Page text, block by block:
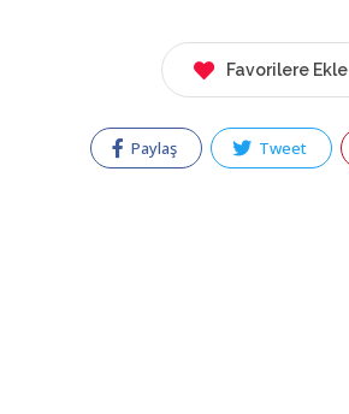
Favorilere Ekle
Paylaş Tweet